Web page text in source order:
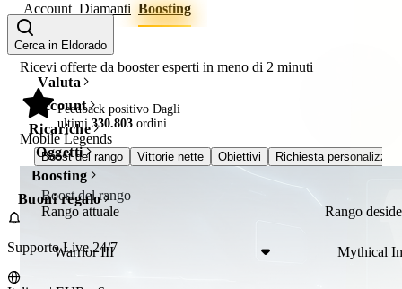
Cerca in Eldorado
Valuta
Account
Ricariche
Oggetti
Boosting
Buoni regalo
Supporto Live 24/7
Account Diamanti Boosting
Ricevi offerte da booster esperti in meno di 2 minuti
Feedback positivo Dagli
ultimi330.803 ordini
Mobile Legends
Boost del rango Vittorie nette Obiettivi Richiesta personalizzata
Boost del rango
Rango attuale
Warrior III
Rango
Mythical